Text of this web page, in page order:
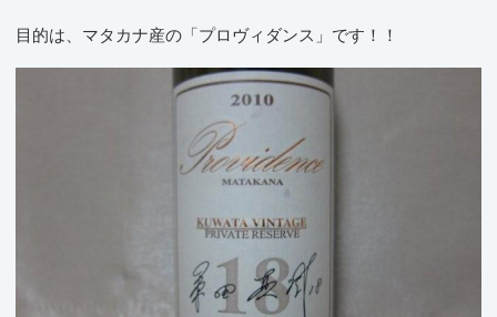
目的は、マタカナ産の「プロヴィダンス」です！！